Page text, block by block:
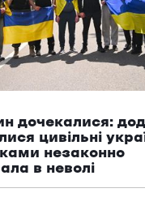
дочекалися:
цивільні
незаконно
в неволі